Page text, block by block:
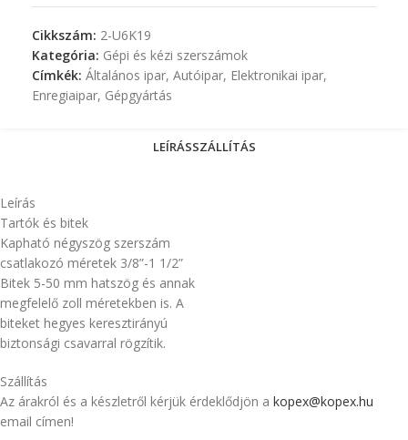
Cikkszám: 2-U6K19
Kategória: Gépi és kézi szerszámok
Címkék: Általános ipar, Autóipar, Elektronikai ipar,
Enregiaipar, Gépgyártás
LEÍRÁSSZÁLLÍTÁS
Leírás
Tartók és bitek
Kapható négyszög szerszám
csatlakozó méretek 3/8”-1 1/2”
Bitek 5-50 mm hatszög és annak
megfelelő zoll méretekben is. A
biteket hegyes keresztirányú
biztonsági csavarral rögzítik.
Szállítás
Az árakról és a készletről kérjük érdeklődjön a kopex@kopex.hu
email címen!